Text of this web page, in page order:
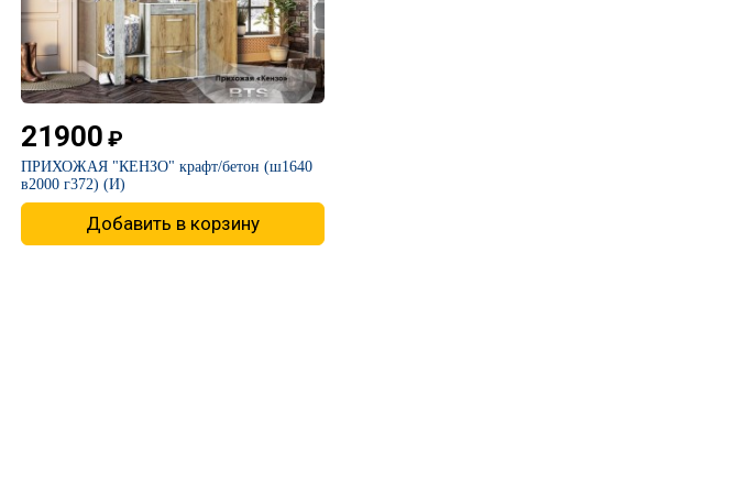
21900 ₽
ПРИХОЖАЯ "КЕНЗО" крафт/бетон (ш1640
в2000 г372) (И)
Добавить в корзину